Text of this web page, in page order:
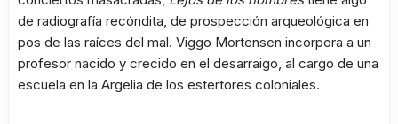
de radiografía recóndita, de prospección arqueológica en
pos de las raíces del mal. Viggo Mortensen incorpora a un
profesor nacido y crecido en el desarraigo, al cargo de una
escuela en la Argelia de los estertores coloniales.